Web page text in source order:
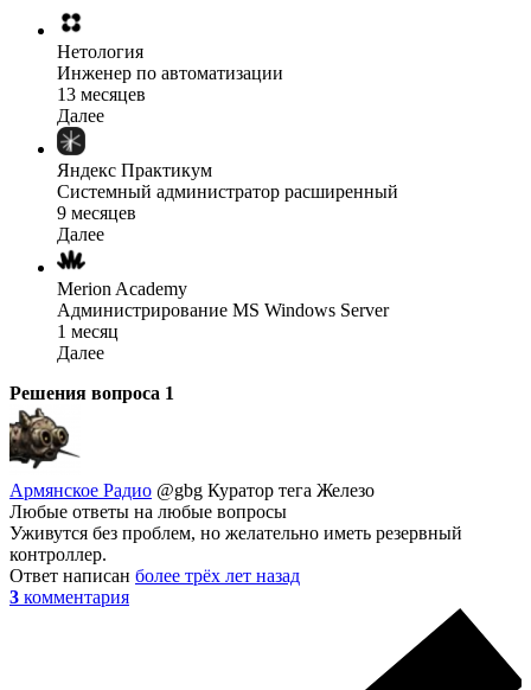
Нетология
Инженер по автоматизации
13 месяцев
Далее
Яндекс Практикум
Системный администратор расширенный
9 месяцев
Далее
Merion Academy
Администрирование MS Windows Server
1 месяц
Далее
Решения вопроса 1
Армянское Радио @gbg Куратор тега Железо
Любые ответы на любые вопросы
Уживутся без проблем, но желательно иметь резервный
контроллер.
Ответ написан более трёх лет назад
3 комментария